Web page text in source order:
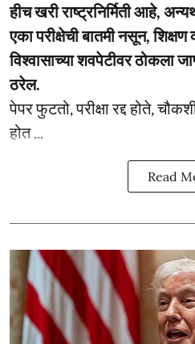
हीच खरी राष्ट्रनिर्मिती आहे,
एका परीक्षेची बातमी नसून,
विश्वासाच्या शवपेटीवर ठोकला
ठरेल.
पेपर फुटतो, परीक्षा रद्द होते,
होत ...
Read